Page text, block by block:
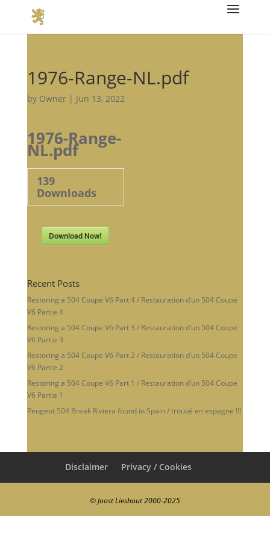
1976-Range-NL.pdf
by Owner| Jun 13, 2022
1976-Range-
NL.pdf
139
Downloads
Download Now!
Recent Posts
Restoring a 504 Coupe V6 Part 4 / Restauration d’un 504 Coupe
V6 Partie 4
Restoring a 504 Coupe V6 Part 3 / Restauration d’un 504 Coupe
V6 Partie 3
Restoring a 504 Coupe V6 Part 2 / Restauration d’un 504 Coupe
V6 Partie 2
Restoring a 504 Coupe V6 Part 1 / Restauration d’un 504 Coupe
V6 Partie 1
Peugeot 504 Break Riviera found in Spain / trouvé en espagne !!!
Disclaimer Privacy / Cookies
© Joost Lieshout 2000-2025